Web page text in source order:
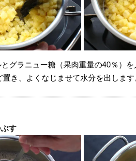
とグラニュー糖（果肉重量の40％）を
き、よくなじませて水分を出します
す